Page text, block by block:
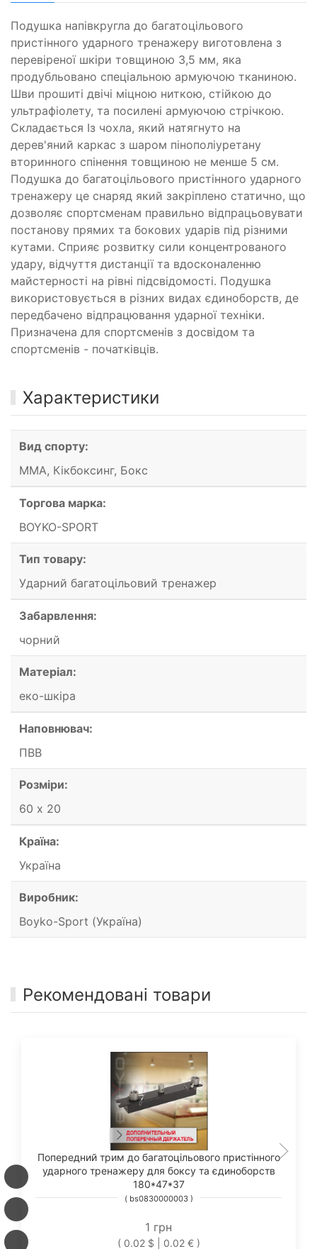
Подушка напівкругла до багатоцільового
пристінного ударного тренажеру виготовлена з
перевіреної шкіри товщиною 3,5 мм, яка
продубльовано спеціальною армуючою тканиною.
Шви прошиті двічі міцною ниткою, стійкою до
ультрафіолету, та посилені армуючою стрічкою.
Складається Із чохла, який натягнуто на
дерев'яний каркас з шаром пінополіуретану
вторинного спінення товщиною не менше 5 см.
Подушка до багатоцільового пристінного ударного
тренажеру це снаряд який закріплено статично, що
дозволяє спортсменам правильно відпрацьовувати
постанову прямих та бокових ударів під різними
кутами. Сприяє розвитку сили концентрованого
удару, відчуття дистанції та вдосконаленню
майстерності на рівні підсвідомості. Подушка
використовується в різних видах єдиноборств, де
передбачено відпрацювання ударної техніки.
Призначена для спортсменів з досвідом та
спортсменів - початківців.
Характеристики
Вид спорту:
ММА, Кікбоксинг, Бокс
Торгова марка:
BOYKO-SPORT
Тип товару:
Ударний багатоцільовий тренажер
Забарвлення:
чорний
Матеріал:
еко-шкіра
Наповнювач:
ПВВ
Розміри:
60 х 20
Країна:
Україна
Виробник:
Boyko-Sport (Україна)
Рекомендовані товари
Попередний трим до багатоцільового пристінного
ударного тренажеру для боксу та єдиноборств
180*47*37
( bs0830000003 )
1 грн
( 0.02 $ | 0.02 € )